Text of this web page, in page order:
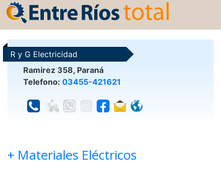
R y G Electricidad
Ramirez 358, Paraná
Telefono: 03455-421621
+ Materiales Eléctricos